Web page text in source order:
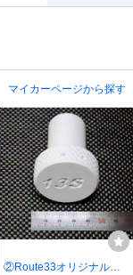
マイカーページから探す
②Route33オリジナル